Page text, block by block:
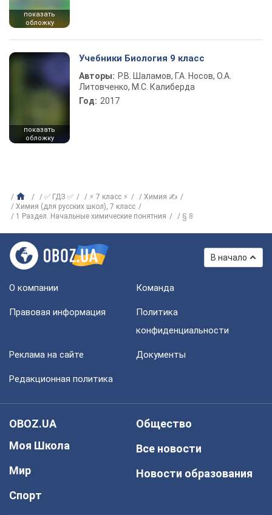
показать
обложку
показать
обложку
Учебники Биология 9 класс
Авторы: Р.В. Шаламов, Г.А. Носов, О.А.
Литовченко, М.С. Калиберда
Год: 2017
✅ ГДЗ ✅ ⚡ 7 класс ⚡
Химия ✍
Химия (для русских школ), 7 класс
1 Раздел. Начальные химические понятния
§ 8
В начало
О компании Команда
Правовая информация
Политика
конфиденциальности
Реклама на сайте Документы
Редакционная политика
OBOZ.UA
Моя Школа
Мир
Спорт
Общество
Все новости
Новости образования